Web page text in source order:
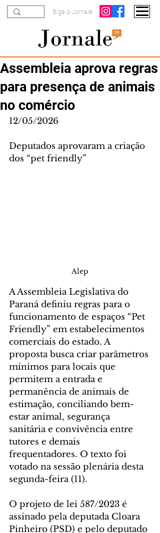
Siga o Jornale
Assembleia aprova regras
para presença de animais
no comércio
12/05/2026
Deputados aprovaram a criação
dos “pet friendly”
Alep
A Assembleia Legislativa do
Paraná definiu regras para o
funcionamento de espaços “Pet
Friendly” em estabelecimentos
comerciais do estado. A
proposta busca criar parâmetros
mínimos para locais que
permitem a entrada e
permanência de animais de
estimação, conciliando bem-
estar animal, segurança
sanitária e convivência entre
tutores e demais
frequentadores. O texto foi
votado na sessão plenária desta
segunda-feira (11).
O projeto de lei 587/2023 é
assinado pela deputada Cloara
Pinheiro (PSD) e pelo deputado